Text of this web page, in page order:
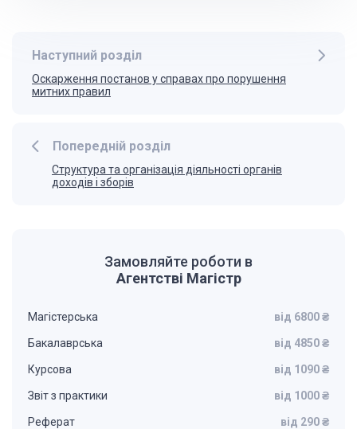
Попередній розділ
Структура та організація діяльності органів
доходів і зборів
Наступний розділ
Оскарження постанов у справах про порушення
митних правил
Замовляйте роботи в
Агентстві Магістр
Магістерська від 6800 ₴
Бакалаврська від 4850 ₴
Курсова від 1090 ₴
Звіт з практики від 1000 ₴
Реферат від 290 ₴